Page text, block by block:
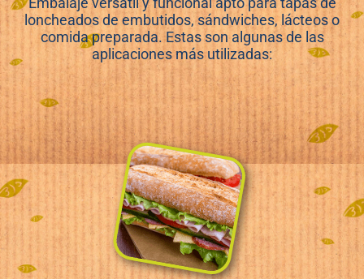
loncheados de embutidos, sándwiches, lácteos o
comida preparada. Estas son algunas de las
aplicaciones más utilizadas: